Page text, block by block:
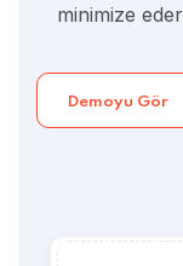
minimize
Demoyu Gör